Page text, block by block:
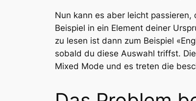
Nun kann es aber leicht
Beispiel in ein Element deiner
zu lesen ist dann zum Beispiel
sobald du diese Auswahl triffst.
Mixed Mode und es treten die